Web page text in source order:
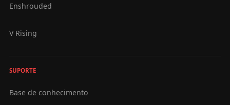
Enshrouded
V Rising
SUPORTE
Base de conhecimento